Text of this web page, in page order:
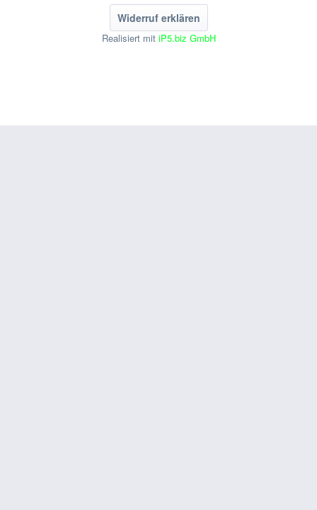
Widerruf erklären
Realisiert mit iP5.biz GmbH